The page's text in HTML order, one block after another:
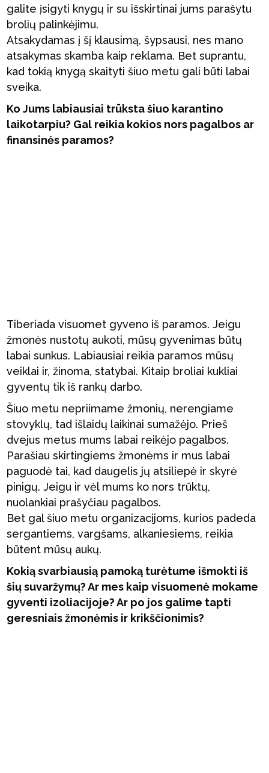
galite įsigyti knygų ir su išskirtinai jums parašytu
brolių palinkėjimu.
Atsakydamas į šį klausimą, šypsausi, nes mano
atsakymas skamba kaip reklama. Bet suprantu,
kad tokią knygą skaityti šiuo metu gali būti labai
sveika.
Ko Jums labiausiai trūksta šiuo karantino
laikotarpiu? Gal reikia kokios nors pagalbos ar
finansinės paramos?
Tiberiada visuomet gyveno iš paramos. Jeigu
žmonės nustotų aukoti, mūsų gyvenimas būtų
labai sunkus. Labiausiai reikia paramos mūsų
veiklai ir, žinoma, statybai. Kitaip broliai kukliai
gyventų tik iš rankų darbo.
Šiuo metu nepriimame žmonių, nerengiame
stovyklų, tad išlaidų laikinai sumažėjo. Prieš
dvejus metus mums labai reikėjo pagalbos.
Parašiau skirtingiems žmonėms ir mus labai
paguodė tai, kad daugelis jų atsiliepė ir skyrė
pinigų. Jeigu ir vėl mums ko nors trūktų,
nuolankiai prašyčiau pagalbos.
Bet gal šiuo metu organizacijoms, kurios padeda
sergantiems, vargšams, alkaniesiems, reikia
būtent mūsų aukų.
Kokią svarbiausią pamoką turėtume išmokti iš
šių suvaržymų? Ar mes kaip visuomenė mokame
gyventi izoliacijoje? Ar po jos galime tapti
geresniais žmonėmis ir krikščionimis?